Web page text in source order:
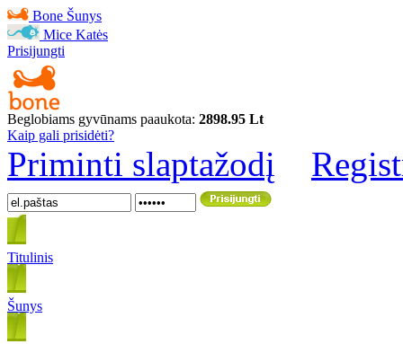
Bone Šunys
Mice Katės
Prisijungti
Beglobiams gyvūnams paaukota: 2898.95 Lt
Kaip gali prisidėti?
Priminti slaptažodį
Titulinis
Šunys